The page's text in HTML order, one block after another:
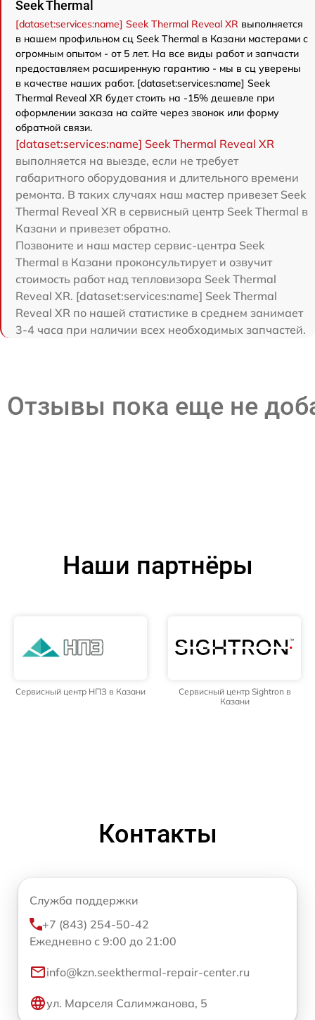
Seek Thermal
[dataset:services:name] Seek Thermal Reveal XR выполняется
в нашем профильном сц Seek Thermal в Казани мастерами с
огромным опытом - от 5 лет. На все виды работ и запчасти
предоставляем расширенную гарантию - мы в сц уверены
в качестве наших работ. [dataset:services:name] Seek
Thermal Reveal XR будет стоить на -15% дешевле при
оформлении заказа на сайте через звонок или форму
обратной связи.
[dataset:services:name] Seek Thermal Reveal XR
выполняется на выезде, если не требует
габаритного оборудования и длительного времени
ремонта. В таких случаях наш мастер привезет Seek
Thermal Reveal XR в сервисный центр Seek Thermal в
Казани и привезет обратно.
Позвоните и наш мастер сервис-центра Seek
Thermal в Казани проконсультирует и озвучит
стоимость работ над тепловизора Seek Thermal
Reveal XR. [dataset:services:name] Seek Thermal
Reveal XR по нашей статистике в среднем занимает
3-4 часа при наличии всех необходимых запчастей.
Отзывы пока еще не
Наши партнёры
Сервисный центр НПЗ в Казани
Сервисный центр Sightron в
Казани
Контакты
Служба поддержки
+7 (843) 254-50-42
Ежедневно с 9:00 до 21:00
info@kzn.seekthermal-repair-center.ru
ул. Марселя Салимжанова, 5